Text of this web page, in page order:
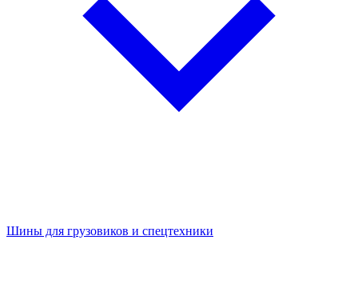
Шины для грузовиков и спецтехники